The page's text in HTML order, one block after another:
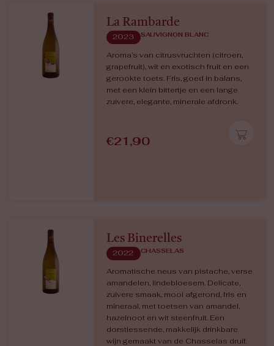
La Rambarde
2023 SAUVIGNON BLANC
Aroma’s van citrusvruchten (citroen,
grapefruit), wit en exotisch fruit en een
gerookte toets. Fris, goed in balans,
met een klein bittertje en een lange
zuivere, elegante, minerale afdronk.
€21,90
Les Binerelles
2022 CHASSELAS
Aromatische neus van pistache, verse
amandelen, lindebloesem. Delicate,
zuivere smaak, mooi afgerond, fris en
mineraal, met toetsen van amandel,
hazelnoot en wit steenfruit. Een
dorstlessende, makkelijk drinkbare
wijn gemaakt van de Chasselas druif.